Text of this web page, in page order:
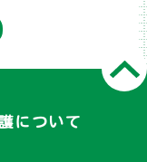
について